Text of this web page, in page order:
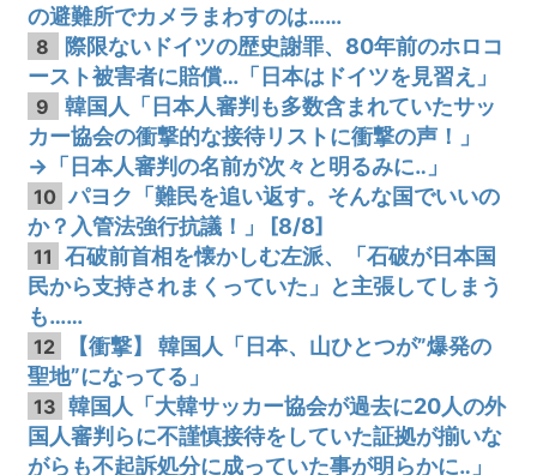
の避難所でカメラまわすのは……
8
際限ないドイツの歴史謝罪、80年前のホロコ
ースト被害者に賠償…「日本はドイツを見習え」
9
韓国人「日本人審判も多数含まれていたサッ
カー協会の衝撃的な接待リストに衝撃の声！」
→「日本人審判の名前が次々と明るみに‥」
10 パヨク「難民を追い返す。そんな国でいいの
か？入管法強行抗議！」 [8/8]
11
石破前首相を懐かしむ左派、「石破が日本国
民から支持されまくっていた」と主張してしまう
も……
12
【衝撃】 韓国人「日本、山ひとつが”爆発の
聖地”になってる」
13 韓国人「大韓サッカー協会が過去に20人の外
国人審判らに不謹慎接待をしていた証拠が揃いな
がらも不起訴処分に成っていた事が明らかに‥」